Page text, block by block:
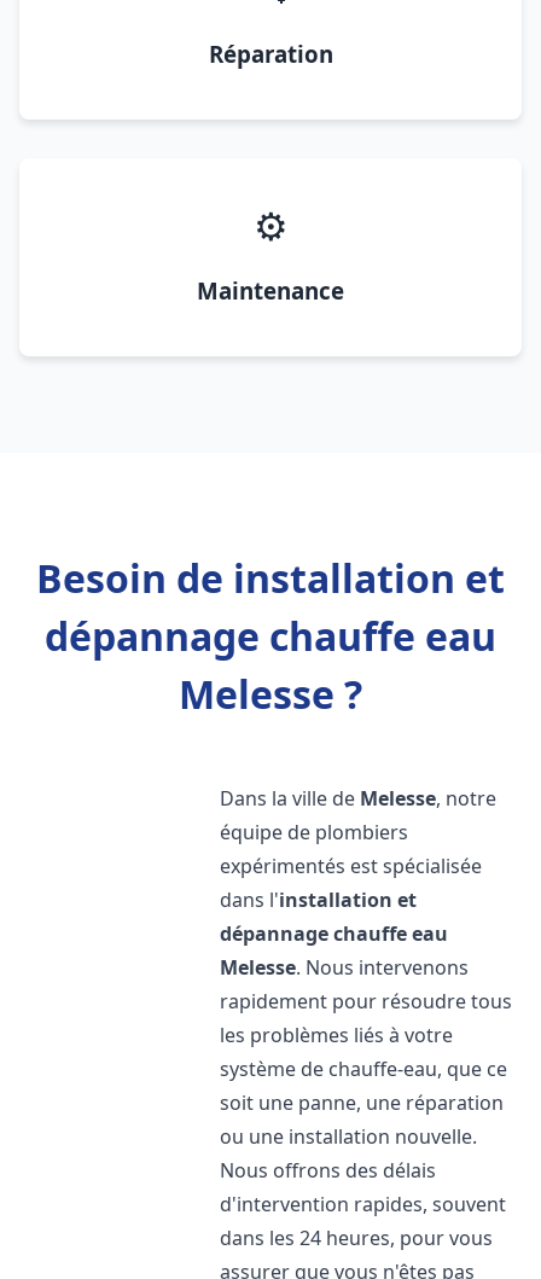
Réparation
⚙️
Maintenance
Besoin de installation et
dépannage chauffe eau
Melesse ?
Dans la ville de Melesse, notre
équipe de plombiers
expérimentés est spécialisée
dans l'installation et
dépannage chauffe eau
Melesse. Nous intervenons
rapidement pour résoudre tous
les problèmes liés à votre
système de chauffe-eau, que ce
soit une panne, une réparation
ou une installation nouvelle.
Nous offrons des délais
d'intervention rapides, souvent
dans les 24 heures, pour vous
assurer que vous n'êtes pas